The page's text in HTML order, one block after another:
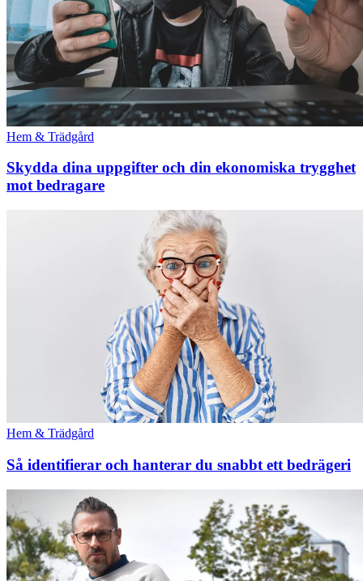
Hem & Trädgård
Skydda dina uppgifter och din ekonomiska trygghet
mot bedragare
Hem & Trädgård
Så identifierar och hanterar du snabbt ett bedrägeri